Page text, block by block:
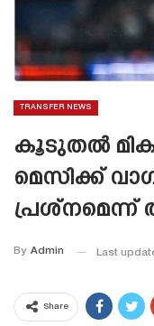
TRANSFER NEWS
കൂടുതൽ
മെസിക്ക്
പ്രശ്‌നമെന്ന്
By Admin Last
Share